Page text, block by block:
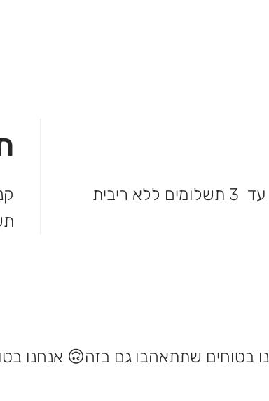
ליהנות מהקנייה ולשלם בקלות. עד 3 תשלומים ללא ריבית